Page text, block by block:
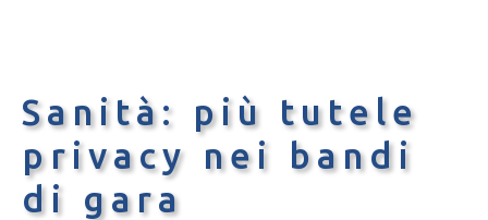
Sanità: più tutele
privacy nei bandi
di gara